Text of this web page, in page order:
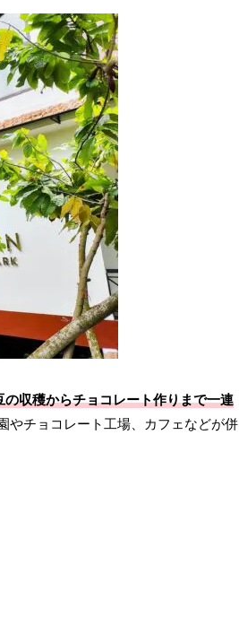
の収穫からチョコレート作りまで一連
やチョコレート工場、カフェなどが併